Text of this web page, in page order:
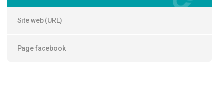
Site web (URL)
Page facebook